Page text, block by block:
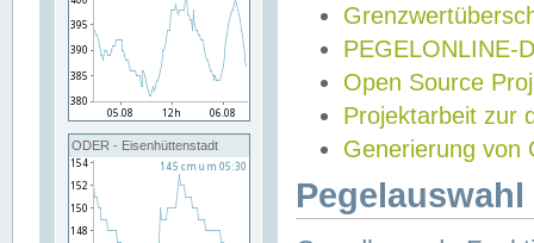
ODER - Eisenhüttenstadt
PEGELONLINE-
Open Source
Projektarbeit zur
Generierung von